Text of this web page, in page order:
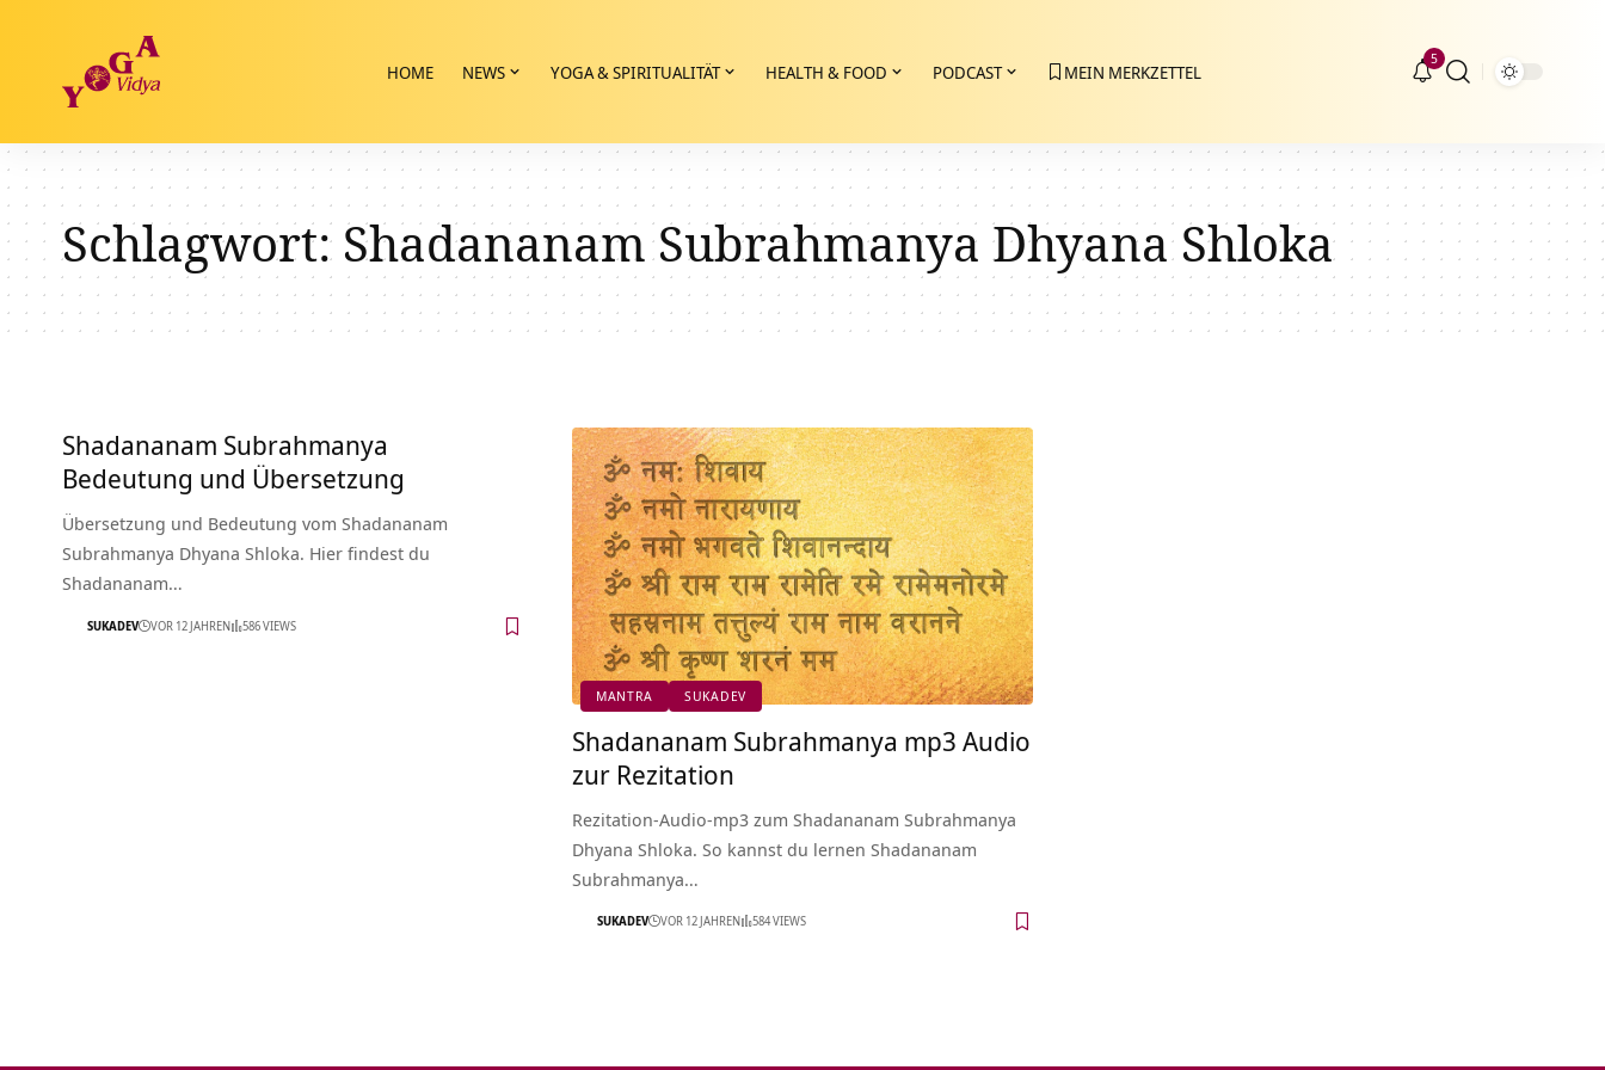
HOME NEWS YOGA & SPIRITUALITÄT HEALTH & FOOD PODCAST MEIN MERKZETTEL
5
Schlagwort: Shadananam Subrahmanya Dhyana Shloka
Shadananam Subrahmanya
Bedeutung und Übersetzung
Übersetzung und Bedeutung vom Shadananam
Subrahmanya Dhyana Shloka. Hier findest du
Shadananam…
SUKADEV VOR 12 JAHREN 586 VIEWS
MANTRA SUKADEV
Shadananam Subrahmanya mp3 Audio
zur Rezitation
Rezitation-Audio-mp3 zum Shadananam Subrahmanya
Dhyana Shloka. So kannst du lernen Shadananam
Subrahmanya…
SUKADEV VOR 12 JAHREN 584 VIEWS